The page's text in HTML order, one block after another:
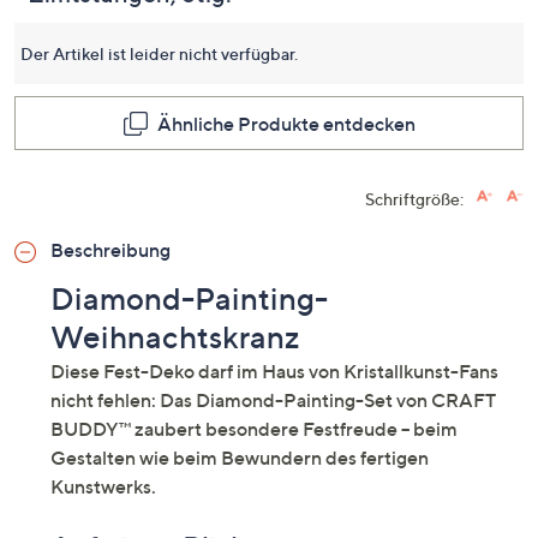
Der Artikel ist leider nicht verfügbar.
Ähnliche Produkte entdecken
Schriftgröße:
Beschreibung
Diamond-Painting-
Weihnachtskranz
Diese Fest-Deko darf im Haus von Kristallkunst-Fans
nicht fehlen: Das Diamond-Painting-Set von CRAFT
BUDDY™ zaubert besondere Festfreude – beim
Gestalten wie beim Bewundern des fertigen
Kunstwerks.